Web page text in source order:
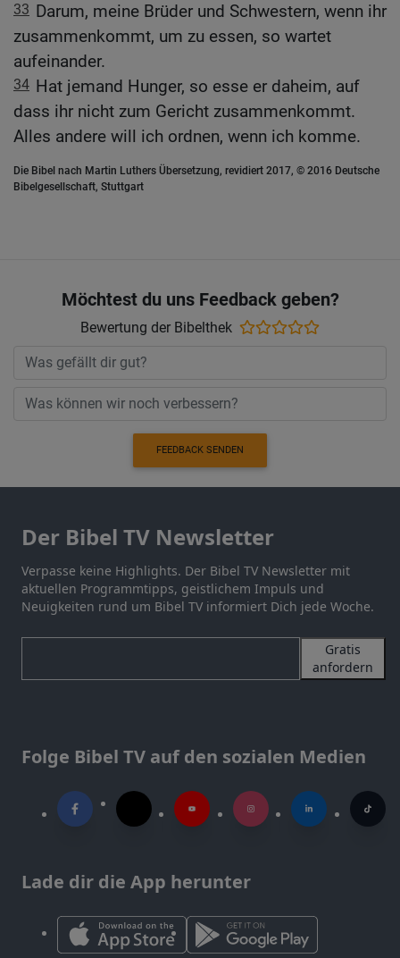
33 Darum, meine Brüder und Schwestern, wenn ihr
zusammenkommt, um zu essen, so wartet
aufeinander.
34 Hat jemand Hunger, so esse er daheim, auf
dass ihr nicht zum Gericht zusammenkommt.
Alles andere will ich ordnen, wenn ich komme.
Die Bibel nach Martin Luthers Übersetzung, revidiert 2017, © 2016 Deutsche
Bibelgesellschaft, Stuttgart
Möchtest du uns Feedback geben?
Bewertung der Bibelthek
FEEDBACK SENDEN
Der Bibel TV Newsletter
Verpasse keine Highlights. Der Bibel TV Newsletter mit
aktuellen Programmtipps, geistlichem Impuls und
Neuigkeiten rund um Bibel TV informiert Dich jede Woche.
Gratis
anfordern
Folge Bibel TV auf den sozialen Medien
Lade dir die App herunter